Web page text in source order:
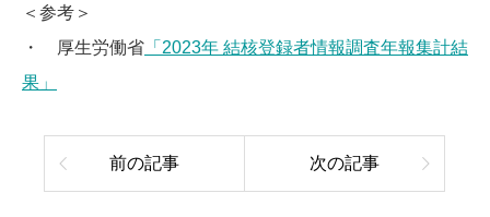
＜参考＞
・ 厚生労働省 「2023年 結核登録者情報調査年報集計結
果」
前の記事 次の記事